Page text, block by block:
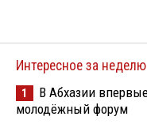
Интересное за неделю
1
В Абхазии
молодёжный форум